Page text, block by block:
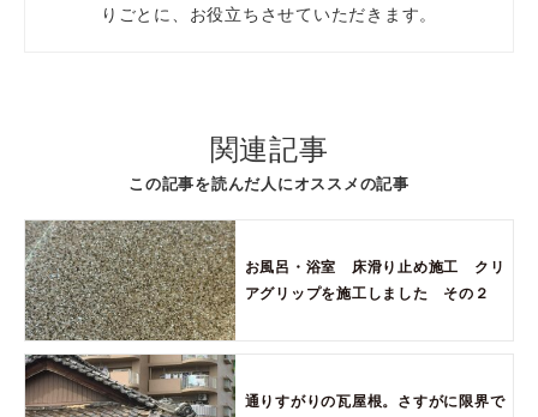
りごとに、お役立ちさせていただきます。
関連記事
この記事を読んだ人にオススメの記事
お風呂・浴室 床滑り止め施工 クリ
アグリップを施工しました その２
通りすがりの瓦屋根。さすがに限界で